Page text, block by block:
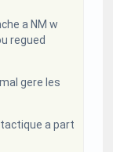
a NM w
regued
gere les
a part